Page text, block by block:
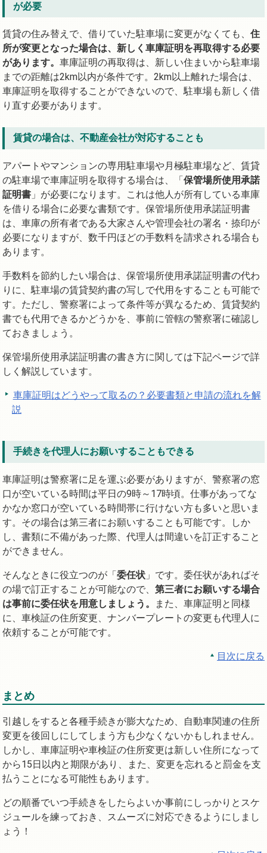
が必要
賃貸の住み替えで、借りていた駐車場に変更がなくても、 住
所が変更となった場合は、新しく車庫証明を再取得する必要
があります。 車庫証明の再取得は、新しい住まいから駐車場
までの距離は2km以内が条件です。2km以上離れた場合は、
車庫証明を取得することができないので、駐車場も新しく借
り直す必要があります。
賃貸の場合は、不動産会社が対応することも
アパートやマンションの専用駐車場や月極駐車場など、賃貸
の駐車場で車庫証明を取得する場合は、「保管場所使用承諾
証明書 」が必要になります。これは他人が所有している車庫
を借りる場合に必要な書類です。保管場所使用承諾証明書
は、車庫の所有者である大家さんや管理会社の署名・捺印が
必要になりますが、数千円ほどの手数料を請求される場合も
あります。
手数料を節約したい場合は、保管場所使用承諾証明書の代わ
りに、駐車場の賃貸契約書の写しで代用をすることも可能で
す。ただし、警察署によって条件等が異なるため、賃貸契約
書でも代用できるかどうかを、事前に管轄の警察署に確認し
ておきましょう。
保管場所使用承諾証明書の書き方に関しては下記ページで詳
しく解説しています。
車庫証明はどうやって取るの？必要書類と申請の流れを解
説
手続きを代理人にお願いすることもできる
車庫証明は警察署に足を運ぶ必要がありますが、警察署の窓
口が空いている時間は平日の9時～17時頃。仕事があってな
かなか窓口が空いている時間帯に行けない方も多いと思いま
す。その場合は第三者にお願いすることも可能です。しか
し、書類に不備があった際、代理人は間違いを訂正すること
ができません。
そんなときに役立つのが「委任状 」です。委任状があればそ
の場で訂正することが可能なので、 第三者にお願いする場合
は事前に委任状を用意しましょう。
また、車庫証明と同様
に、車検証の住所変更、ナンバープレートの変更も代理人に
依頼することが可能です。
目次に戻る
まとめ
引越しをすると各種手続きが膨大なため、自動車関連の住所
変更を後回しにしてしまう方も少なくないかもしれません。
しかし、車庫証明や車検証の住所変更は新しい住所になって
から15日以内と期限があり、また、変更を忘れると罰金を支
払うことになる可能性もあります。
どの順番でいつ手続きをしたらよいか事前にしっかりとスケ
ジュールを練っておき、スムーズに対応できるようにしまし
ょう！